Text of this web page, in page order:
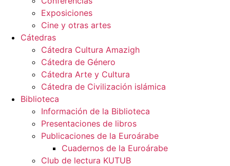
Exposiciones
Cine y otras artes
Cátedras
Cátedra Cultura Amazigh
Cátedra de Género
Cátedra Arte y Cultura
Cátedra de Civilización islámica
Biblioteca
Información de la Biblioteca
Presentaciones de libros
Publicaciones de la Euroárabe
Cuadernos de la Euroárabe
Club de lectura KUTUB